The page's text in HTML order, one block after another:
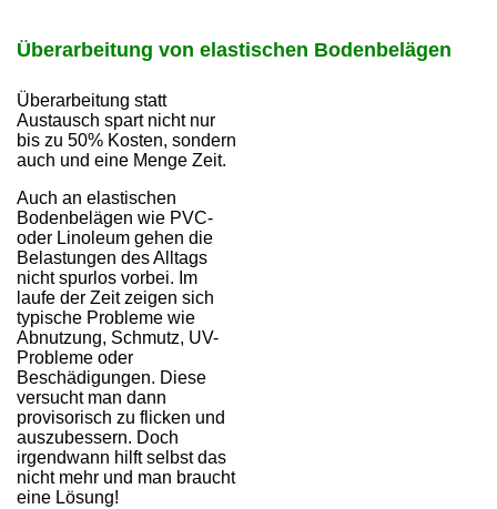
Überarbeitung von elastischen Bodenbelägen
Überarbeitung statt
Austausch spart nicht nur
bis zu 50% Kosten, sondern
auch und eine Menge Zeit.
Auch an elastischen
Bodenbelägen wie PVC-
oder Linoleum gehen die
Belastungen des Alltags
nicht spurlos vorbei. Im
laufe der Zeit zeigen sich
typische Probleme wie
Abnutzung, Schmutz, UV-
Probleme oder
Beschädigungen. Diese
versucht man dann
provisorisch zu flicken und
auszubessern. Doch
irgendwann hilft selbst das
nicht mehr und man braucht
eine Lösung!